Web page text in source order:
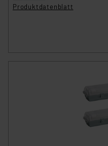
Produktdatenblatt